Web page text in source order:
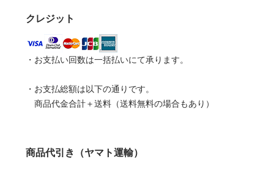
クレジット
・お支払い回数は一括払いにて承ります。
・お支払総額は以下の通りです。
商品代金合計＋送料（送料無料の場合もあり）
商品代引き（ヤマト運輸）